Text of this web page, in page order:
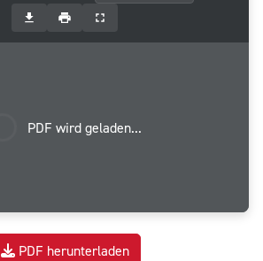
PDF wird geladen...
PDF herunterladen